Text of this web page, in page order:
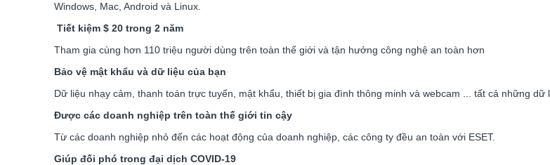
Windows, Mac, Android và Linux.
Tiết kiệm $ 20 trong 2 năm
Tham gia cùng hơn 110 triệu người dùng trên toàn thế giới và tận hưởng công nghệ an toàn hơn
Bảo vệ mật khẩu và dữ liệu của bạn
Dữ liệu nhạy cảm, thanh toán trực tuyến, mật khẩu, thiết bị gia đình thông minh và webcam ... tất cả những
Được các doanh nghiệp trên toàn thế giới tin cậy
Từ các doanh nghiệp nhỏ đến các hoạt động của doanh nghiệp, các công ty đều an toàn với ESET.
Giúp đối phó trong đại dịch COVID-19